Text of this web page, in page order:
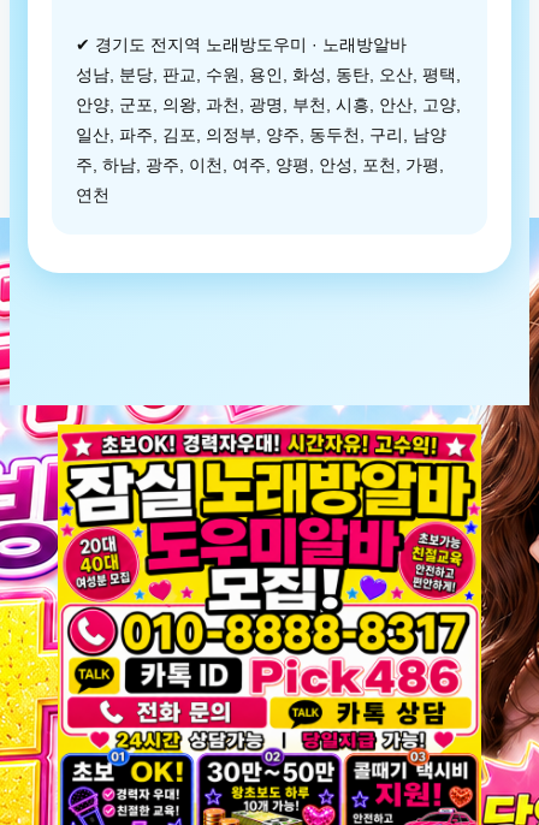
✔ 경기도 전지역 노래방도우미 · 노래방알바
성남, 분당, 판교, 수원, 용인, 화성, 동탄, 오산, 평택,
안양, 군포, 의왕, 과천, 광명, 부천, 시흥, 안산, 고양,
일산, 파주, 김포, 의정부, 양주, 동두천, 구리, 남양
주, 하남, 광주, 이천, 여주, 양평, 안성, 포천, 가평,
연천